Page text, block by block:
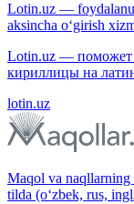
Lotin.uz —
aksincha o‘girish
Lotin.uz — поможет
кириллицы на
lotin.uz
Maqol va naqllarning
tilda (o‘zbek, rus,